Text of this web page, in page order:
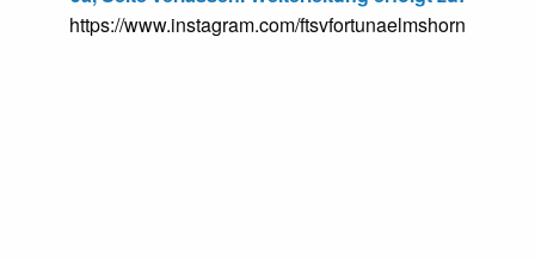
https://www.instagram.com/ftsvfortunaelmshorn